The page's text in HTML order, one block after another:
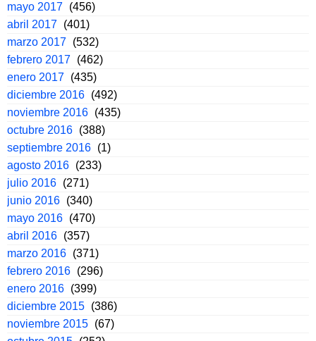
mayo 2017 (456)
abril 2017 (401)
marzo 2017 (532)
febrero 2017 (462)
enero 2017 (435)
diciembre 2016 (492)
noviembre 2016 (435)
octubre 2016 (388)
septiembre 2016 (1)
agosto 2016 (233)
julio 2016 (271)
junio 2016 (340)
mayo 2016 (470)
abril 2016 (357)
marzo 2016 (371)
febrero 2016 (296)
enero 2016 (399)
diciembre 2015 (386)
noviembre 2015 (67)